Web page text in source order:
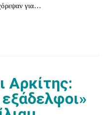
για…
Αρκίτης: